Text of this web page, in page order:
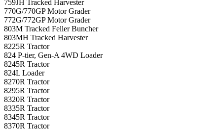
759JH Tracked Harvester
770G/770GP Motor Grader
772G/772GP Motor Grader
803M Tracked Feller Buncher
803MH Tracked Harvester
8225R Tractor
824 P-tier, Gen-A 4WD Loader
8245R Tractor
824L Loader
8270R Tractor
8295R Tractor
8320R Tractor
8335R Tractor
8345R Tractor
8370R Tractor